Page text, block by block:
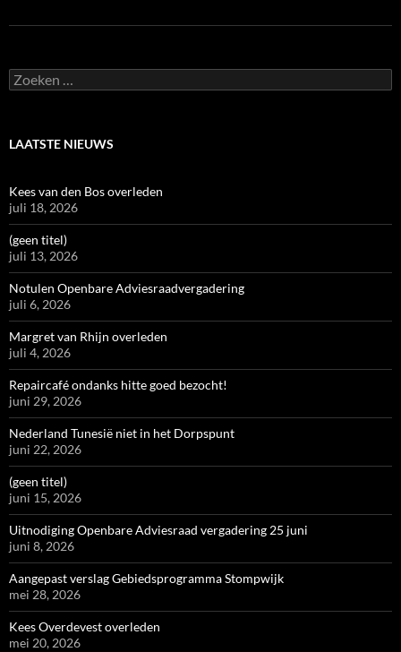
Zoeken
naar:
LAATSTE NIEUWS
Kees van den Bos overleden
juli 18, 2026
(geen titel)
juli 13, 2026
Notulen Openbare Adviesraadvergadering
juli 6, 2026
Margret van Rhijn overleden
juli 4, 2026
Repaircafé ondanks hitte goed bezocht!
juni 29, 2026
Nederland Tunesië niet in het Dorpspunt
juni 22, 2026
(geen titel)
juni 15, 2026
Uitnodiging Openbare Adviesraad vergadering 25 juni
juni 8, 2026
Aangepast verslag Gebiedsprogramma Stompwijk
mei 28, 2026
Kees Overdevest overleden
mei 20, 2026